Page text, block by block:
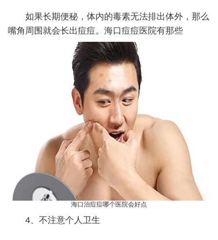
如果长期便秘，体内的毒素无法排出体外，那么
嘴角周围就会长出痘痘。海口痘痘医院有那些
海口治痘痘哪个医院会好点
4、不注意个人卫生